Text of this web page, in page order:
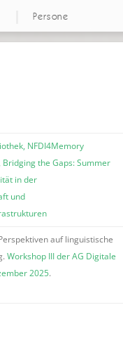
Persone
NFDI4Memory
the Gaps: Summer
in der
und
auf linguistische
Workshop III der AG Digitale
2025.